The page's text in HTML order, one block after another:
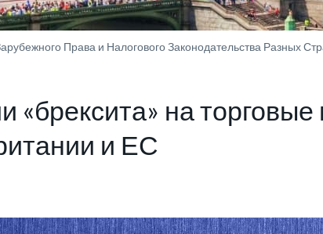
Права и Налогового Законодательства Разных
«брексита» на торговые
и ЕС